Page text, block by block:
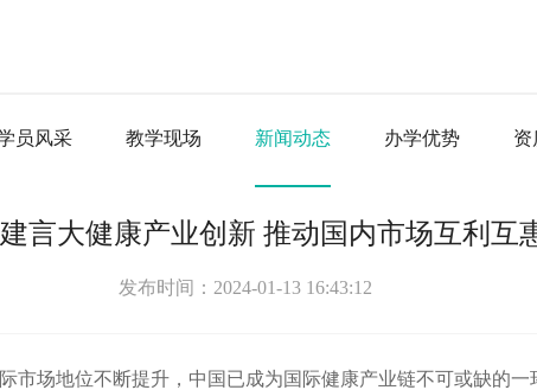
员风采 教学现场 新闻动态 办学优势 资
言大健康产业创新 推动国内市场互利互
发布时间：2024-01-13 16:43:12
市场地位不断提升，中国已成为国际健康产业链不可或缺的